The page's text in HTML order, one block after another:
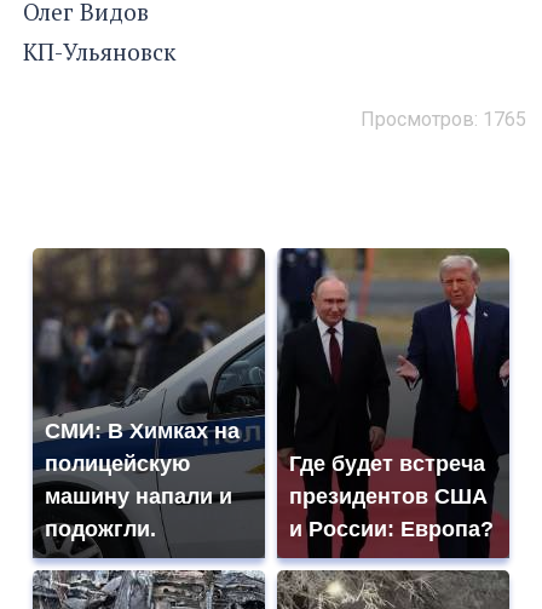
Олег Видов
КП-Ульяновск
Просмотров: 1765
СМИ: В Химках на
полицейскую
машину напали и
подожгли.
Где будет встреча
президентов США
и России: Европа?